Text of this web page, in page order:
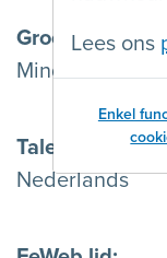
Lees ons
Enkel
Grootte
Minder dan 15
Talen
Nederlands